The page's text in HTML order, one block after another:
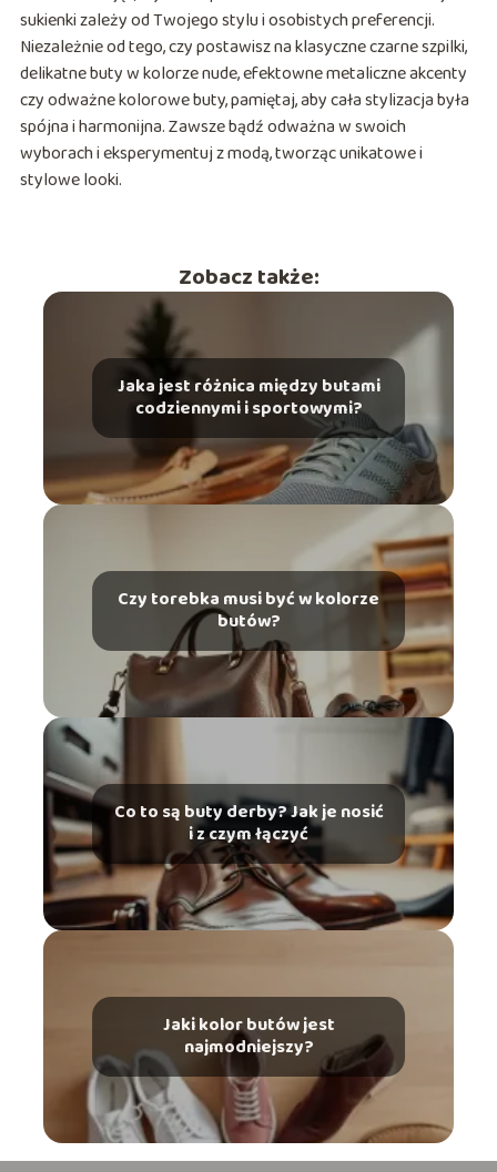
sukienki zależy od Twojego stylu i osobistych preferencji.
Niezależnie od tego, czy postawisz na klasyczne czarne szpilki,
delikatne buty w kolorze nude, efektowne metaliczne akcenty
czy odważne kolorowe buty, pamiętaj, aby cała stylizacja była
spójna i harmonijna. Zawsze bądź odważna w swoich
wyborach i eksperymentuj z modą, tworząc unikatowe i
stylowe looki.
Zobacz także:
Jaka jest różnica między butami
codziennymi i sportowymi?
Czy torebka musi być w kolorze
butów?
Co to są buty derby? Jak je nosić
i z czym łączyć
Jaki kolor butów jest
najmodniejszy?